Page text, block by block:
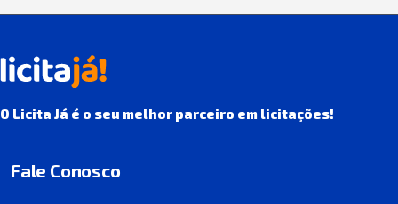
O Licita Já é o seu melhor parceiro em licitações!
Fale Conosco